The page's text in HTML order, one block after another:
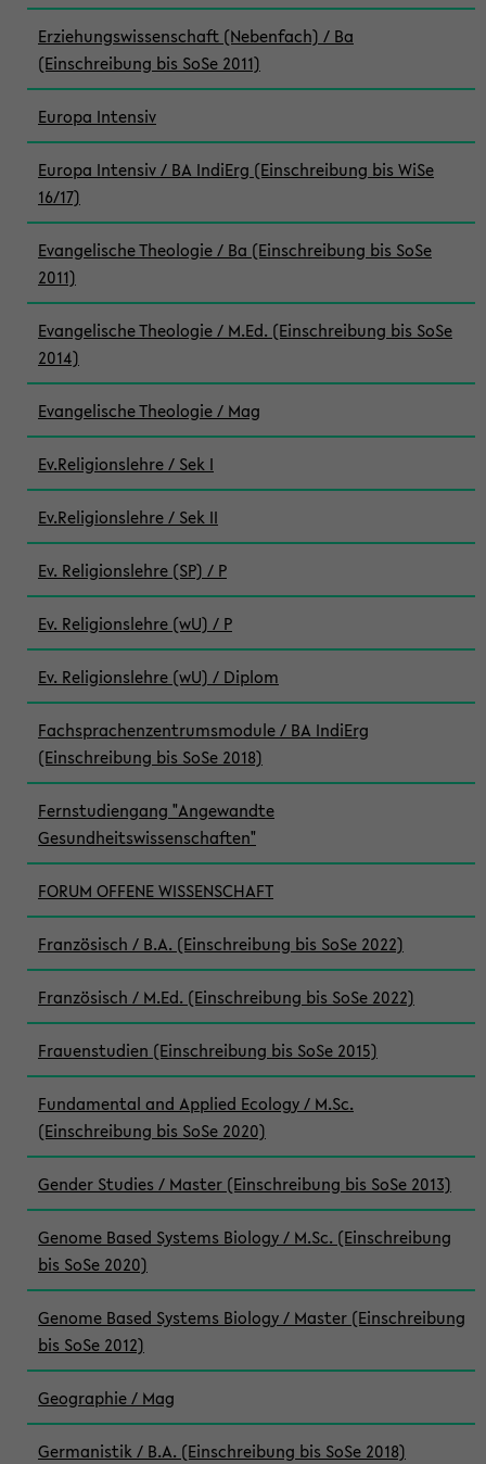
Erziehungswissenschaft (Nebenfach) / Ba
(Einschreibung bis SoSe 2011)
Europa Intensiv
Europa Intensiv / BA IndiErg (Einschreibung bis WiSe
16/17)
Evangelische Theologie / Ba (Einschreibung bis SoSe
2011)
Evangelische Theologie / M.Ed. (Einschreibung bis SoSe
2014)
Evangelische Theologie / Mag
Ev.Religionslehre / Sek I
Ev.Religionslehre / Sek II
Ev. Religionslehre (SP) / P
Ev. Religionslehre (wU) / P
Ev. Religionslehre (wU) / Diplom
Fachsprachenzentrumsmodule / BA IndiErg
(Einschreibung bis SoSe 2018)
Fernstudiengang "Angewandte
Gesundheitswissenschaften"
FORUM OFFENE WISSENSCHAFT
Französisch / B.A. (Einschreibung bis SoSe 2022)
Französisch / M.Ed. (Einschreibung bis SoSe 2022)
Frauenstudien (Einschreibung bis SoSe 2015)
Fundamental and Applied Ecology / M.Sc.
(Einschreibung bis SoSe 2020)
Gender Studies / Master (Einschreibung bis SoSe 2013)
Genome Based Systems Biology / M.Sc. (Einschreibung
bis SoSe 2020)
Genome Based Systems Biology / Master (Einschreibung
bis SoSe 2012)
Geographie / Mag
Germanistik / B.A. (Einschreibung bis SoSe 2018)